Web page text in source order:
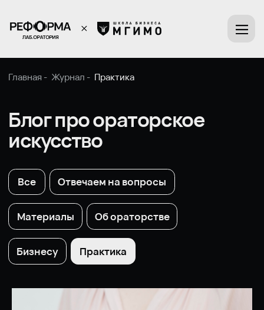
Блог про ораторское
Все Отвечаем на вопросы
Практика
Бизнесу
Материалы